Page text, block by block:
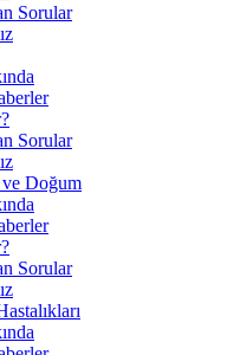
Sorular
Sorular
ve Doğum
Sorular